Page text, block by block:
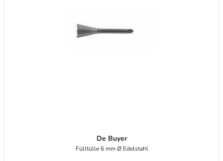
De Buyer
Fülltülle 6 mm Ø Edelstahl